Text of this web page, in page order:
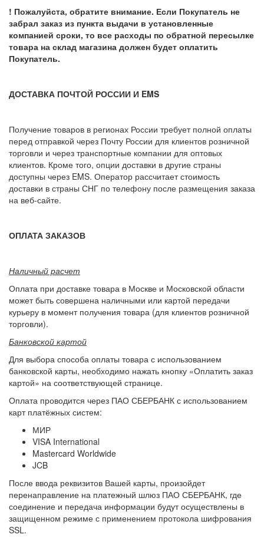
! Пожалуйста, обратите внимание. Если Покупатель не
забрал заказ из пункта выдачи в установленные
компанией сроки, то все расходы по обратной пересылке
товара на склад магазина должен будет оплатить
Покупатель.
ДОСТАВКА ПОЧТОЙ РОССИИ И EMS
Получение товаров в регионах России требует полной оплаты
перед отправкой через Почту России для клиентов розничной
торговли и через транспортные компании для оптовых
клиентов. Кроме того, опции доставки в другие страны
доступны через EMS. Оператор рассчитает стоимость
доставки в страны СНГ по телефону после размещения заказа
на веб-сайте.
ОПЛАТА ЗАКАЗОВ
Наличный расчет
Оплата при доставке товара в Москве и Московской области
может быть совершена наличными или картой передачи
курьеру в момент получения товара (для клиентов розничной
торговли).
Банковской картой
Для выбора способа оплаты товара с использованием
банковской карты, необходимо нажать кнопку «Оплатить заказ
картой» на соответствующей странице.
Оплата проводится через ПАО СБЕРБАНК с использованием
карт платёжных систем:
МИР
VISA International
Mastercard Worldwide
JCB
После ввода реквизитов Вашей карты, произойдет
перенаправление на платежный шлюз ПАО СБЕРБАНК, где
соединение и передача информации будут осуществлены в
защищенном режиме с применением протокола шифрования
SSL.